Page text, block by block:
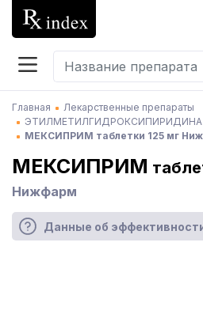
Главная
Лекарственные препараты
ЭТИЛМЕТИЛГИДРОКСИПИРИДИНА
МЕКСИПРИМ таблетки 125 мг
МЕКСИПРИМ
Нижфарм
Данные об